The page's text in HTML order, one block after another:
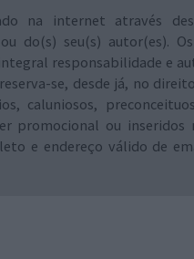
na internet através
do(s) seu(s) autor(es).
responsabilidade e
se, desde já, no
caluniosos,
promocional ou inseridos
e endereço válido de